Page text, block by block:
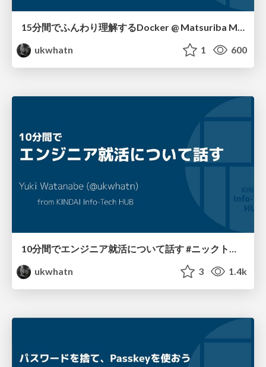
15分間でふんわり理解するDocker @ Matsuriba MAX
ukwhatn
1 600
ukwhatn
3 1.4k